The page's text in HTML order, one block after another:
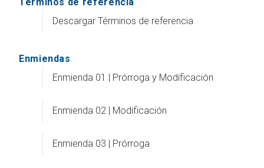
Descargar Términos de referencia
Enmiendas
Enmienda 01 | Prórroga y Modificación
Enmienda 02 | Modificación
Enmienda 03 | Prórroga